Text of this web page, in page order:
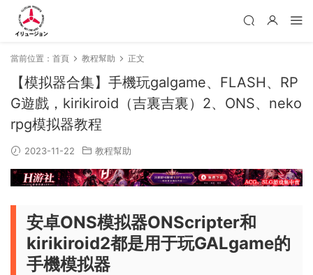
當前位置： 首頁 教程幫助 正文
【模拟器合集】手機玩galgame、FLASH、RP
G遊戲，kirikiroid（吉裏吉裏）2、ONS、neko
rpg模拟器教程
2023-11-22 教程幫助
安卓ONS模拟器ONScripter和
kirikiroid2都是用于玩GALgame的
手機模拟器